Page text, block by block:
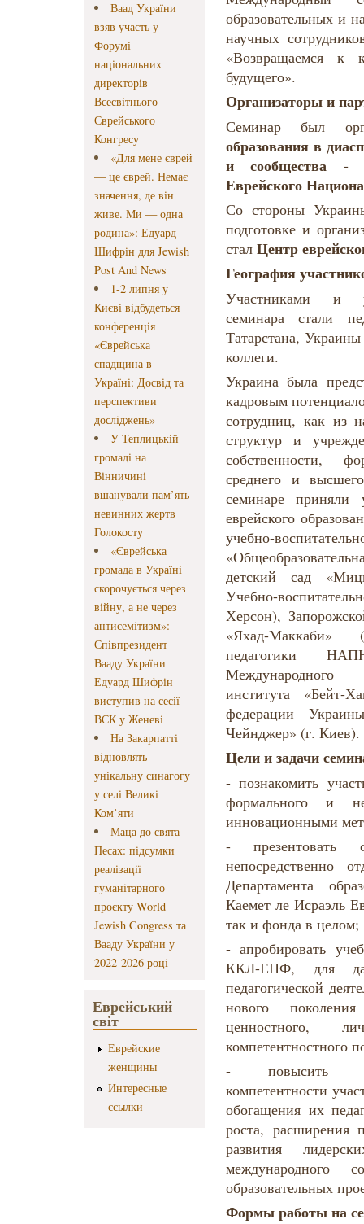
Ваад України
взяв участь у
Форумі
національних
директорів
Всесвітнього
Єврейського
Конгресу
«Для мене єврей
— це єврей. Немає
значення, де він
живе. Ми — одна
родина»: Едуард
Шифрін для Jewish
Post And News
1-2 липня у
Києві відбудеться
конференція
«Єврейська
спадщина в
Україні: Досвід та
перспективи
досліджень»
У Теплицькій
громаді на
Вінничині
вшанували пам’ять
невинних жертв
Голокосту
«Єврейська
громада в Україні
скорочується через
війну, а не через
антисемітизм»:
Співпрезидент
Вааду України
Едуард Шифрін
виступив на сесії
ВЄК у Женеві
На Закарпатті
відновлять
унікальну синагогу
у селі Великі
Ком’яти
Маца до свята
Песах: підсумки
реалізації
гуманітарного
проєкту World
Jewish Congress та
Вааду України у
2022-2026 році
Еврейський
світ
Еврейские
женщины
Интересные
ссылки
образовательных и
научных
«Возвращаемся к
будущего».
Организаторы и
Семинар был
образования в
и сообщества -
Еврейского
Со стороны
подготовке и
стал Центр
География
Участниками и
семинара стали
Татарстана,
коллеги.
Украина была
кадровым
сотрудниц, как из
структур и
собственности,
среднего и
семинаре приняли
еврейского
учебно-
детский сад
Учебно-
Херсон),
«Яхад-Маккаби»
педагогики
Международного
института «Бейт-
федерации
Чейнджер» (г. Киев).
Цели и задачи
- познакомить
формального и
инновационными
- презентовать
непосредственно
Департамента
Каемет ле Исраэль
так и фонда в целом;
- апробировать
ККЛ-ЕНФ, для
педагогической
нового
ценностного,
компетентностного
- повысить
компетентности
обогащения их
роста, расширения
развития
международного
образовательных
Формы работы на